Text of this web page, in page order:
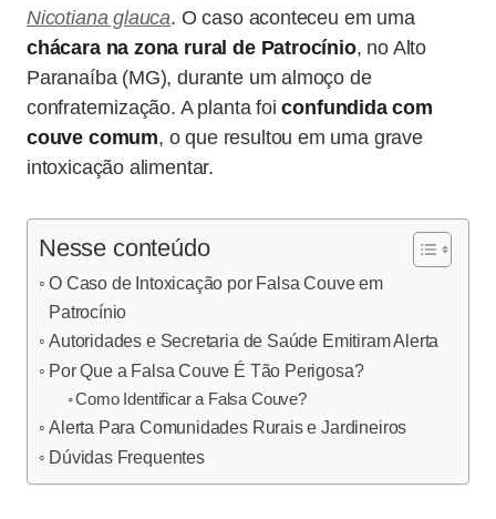
Nicotiana glauca. O caso aconteceu em uma
chácara na zona rural de Patrocínio, no Alto
Paranaíba (MG), durante um almoço de
confraternização. A planta foiconfundida com
couve comum, o que resultou em uma grave
intoxicação alimentar.
Nesse conteúdo
O Caso de Intoxicação por Falsa Couve em
Patrocínio
Autoridades e Secretaria de Saúde Emitiram Alerta
Por Que a Falsa Couve É Tão Perigosa?
Como Identificar a Falsa Couve?
Alerta Para Comunidades Rurais e Jardineiros
Dúvidas Frequentes